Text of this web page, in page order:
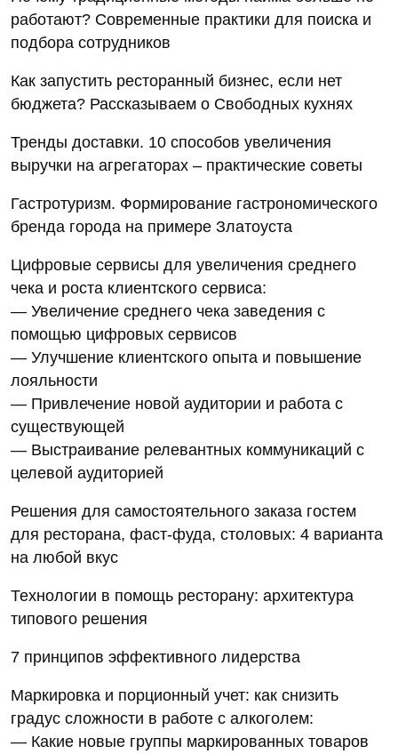
работают? Современные практики для поиска и
подбора сотрудников
Как запустить ресторанный бизнес, если нет
бюджета? Рассказываем о Свободных кухнях
Тренды доставки. 10 способов увеличения
выручки на агрегаторах – практические советы
Гастротуризм. Формирование гастрономического
бренда города на примере Златоуста
Цифровые сервисы для увеличения среднего
чека и роста клиентского сервиса:
— Увеличение среднего чека заведения с
помощью цифровых сервисов
— Улучшение клиентского опыта и повышение
лояльности
— Привлечение новой аудитории и работа с
существующей
— Выстраивание релевантных коммуникаций с
целевой аудиторией
Решения для самостоятельного заказа гостем
для ресторана, фаст-фуда, столовых: 4 варианта
на любой вкус
Технологии в помощь ресторану: архитектура
типового решения
7 принципов эффективного лидерства
Маркировка и порционный учет: как снизить
градус сложности в работе с алкоголем:
— Какие новые группы маркированных товаров